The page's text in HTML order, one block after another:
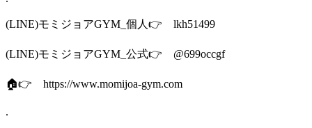
(LINE)モミジョアGYM_個人👉 lkh51499
(LINE)モミジョアGYM_公式👉 @699occgf
🏠👉 https://www.momijoa-gym.com
.